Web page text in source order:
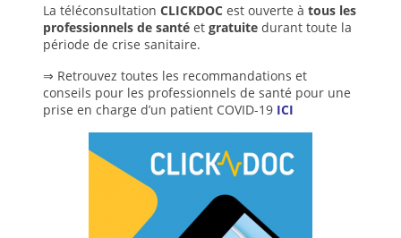
La téléconsultation CLICKDOC est ouverte à tous les
professionnels de santé et gratuite durant toute la
période de crise sanitaire.
⇒ Retrouvez toutes les recommandations et
conseils pour les professionnels de santé pour une
prise en charge d’un patient COVID-19 ICI